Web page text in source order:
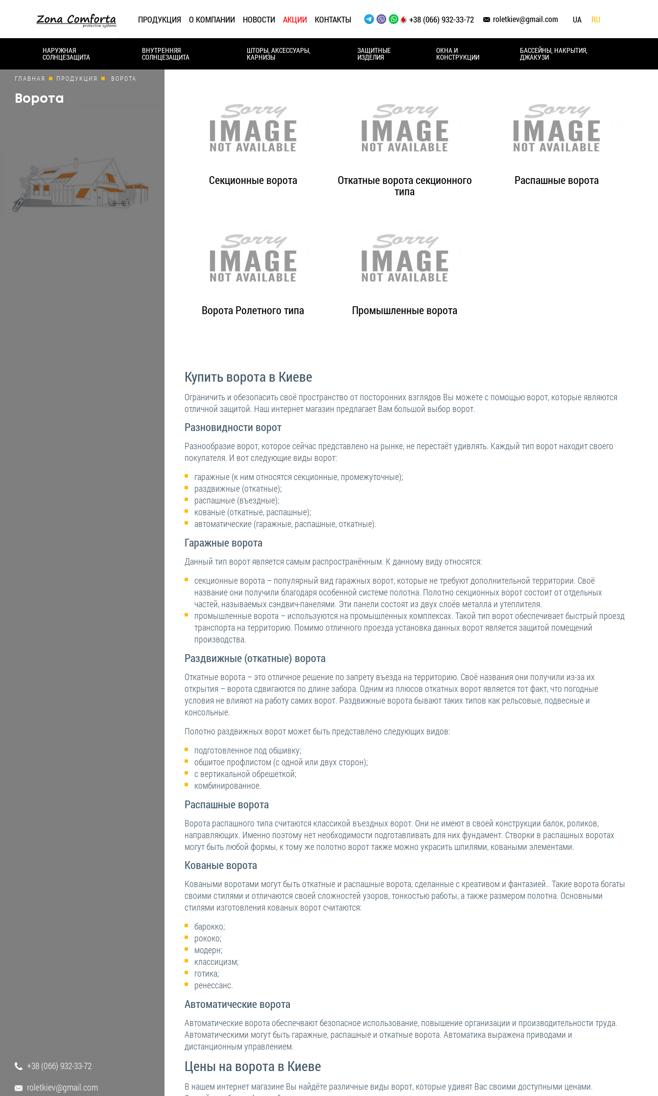
ПРОДУКЦИЯ О КОМПАНИИ НОВОСТИ АКЦИИ КОНТАКТЫ +38 (066) 932-33-72 roletkiev@gmail.com UA RU
НАРУЖНАЯ
СОЛНЦЕЗАЩИТА
ВНУТРЕННЯЯ
СОЛНЦЕЗАЩИТА
ШТОРЫ, АКСЕССУАРЫ,
КАРНИЗЫ
ЗАЩИТНЫЕ
ИЗДЕЛИЯ
ОКНА И
КОНСТРУКЦИИ
БАССЕЙНЫ, НАКРЫТИЯ,
ДЖАКУЗИ
ГЛАВНАЯ ПРОДУКЦИЯ ВОРОТА
Ворота
+38 (066) 932-33-72
roletkiev@gmail.com
Секционные ворота Откатные ворота секционного
типа
Распашные ворота
Ворота Ролетного типа Промышленные ворота
Купить ворота в Киеве
Ограничить и обезопасить своё пространство от посторонних взглядов Вы можете с помощью ворот, которые являются
отличной защитой. Наш интернет магазин предлагает Вам большой выбор ворот.
Разновидности ворот
Разнообразие ворот, которое сейчас представлено на рынке, не перестаёт удивлять. Каждый тип ворот находит своего
покупателя. И вот следующие виды ворот:
гаражные (к ним относятся секционные, промежуточные);
раздвижные (откатные);
распашные (въездные);
кованые (откатные, распашные);
автоматические (гаражные, распашные, откатные).
Гаражные ворота
Данный тип ворот является самым распространённым. К данному виду относятся:
секционные ворота – популярный вид гаражных ворот, которые не требуют дополнительной территории. Своё
название они получили благодаря особенной системе полотна. Полотно секционных ворот состоит от отдельных
частей, называемых сэндвич-панелями. Эти панели состоят из двух слоёв металла и утеплителя.
промышленные ворота – используются на промышленных комплексах. Такой тип ворот обеспечивает быстрый проезд
транспорта на территорию. Помимо отличного проезда установка данных ворот является защитой помещений
производства.
Раздвижные (откатные) ворота
Откатные ворота – это отличное решение по запрету въезда на территорию. Своё названия они получили из-за их
открытия – ворота сдвигаются по длине забора. Одним из плюсов откатных ворот является тот факт, что погодные
условия не влияют на работу самих ворот. Раздвижные ворота бывают таких типов как рельсовые, подвесные и
консольные.
Полотно раздвижных ворот может быть представлено следующих видов:
подготовленное под обшивку;
обшитое профлистом (с одной или двух сторон);
с вертикальной обрешеткой;
комбинированное.
Распашные ворота
Ворота распашного типа считаются классикой въездных ворот. Они не имеют в своей конструкции балок, роликов,
направляющих. Именно поэтому нет необходимости подготавливать для них фундамент. Створки в распашных воротах
могут быть любой формы, к тому же полотно ворот также можно украсить шпилями, коваными элементами.
Кованые ворота
Коваными воротами могут быть откатные и распашные ворота, сделанные с креативом и фантазией.. Такие ворота богаты
своими стилями и отличаются своей сложностей узоров, тонкостью работы, а также размером полотна. Основными
стилями изготовления кованых ворот считаются:
барокко;
рококо;
модерн;
классицизм;
готика;
ренессанс.
Автоматические ворота
Автоматические ворота обеспечвают безопасное использование, повышение организации и производительности труда.
Автоматическими могут быть гаражные, распашные и откатные ворота. Автоматика выражена приводами и
дистанционным управлением.
Цены на ворота в Киеве
В нашем интернет магазине Вы найдёте различные виды ворот, которые удивят Вас своими доступными ценами.